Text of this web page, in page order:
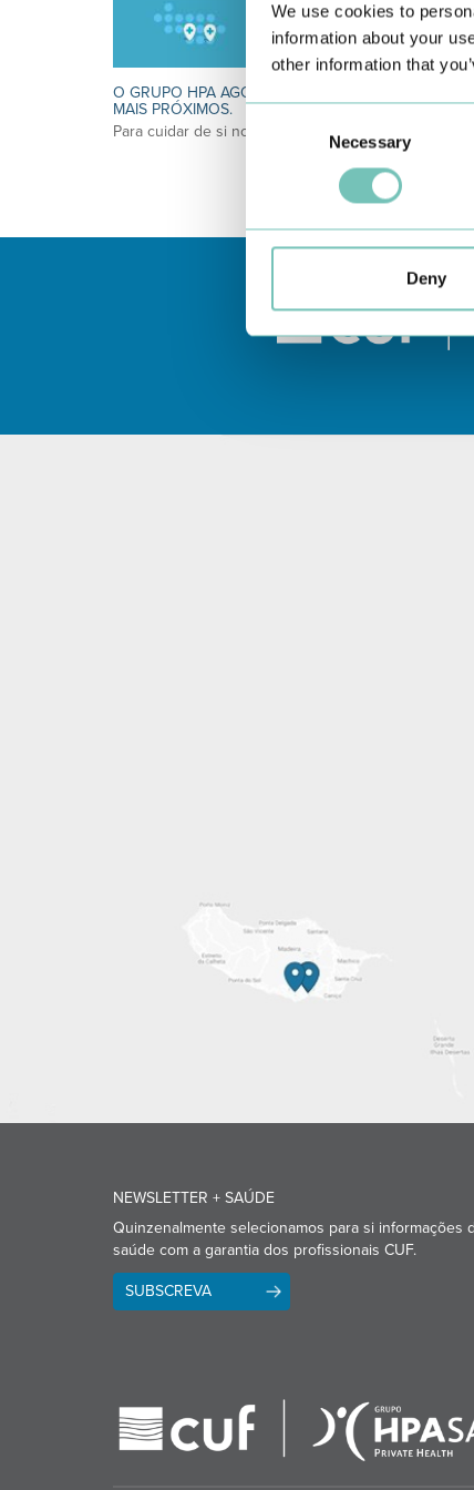
We use cookies to
information about your
other information that
Selection
Necessary
Deny
O GRUPO HPA AGORA É CUF: JUNTOS E CADA VEZ
MAIS PRÓXIMOS.
Para cuidar de si no Algarve, Alentejo e Madeira
NEWSLETTER + SAÚDE
Quinzenalmente selecionamos para si informações
saúde com a garantia dos profissionais CUF.
SUBSCREVA